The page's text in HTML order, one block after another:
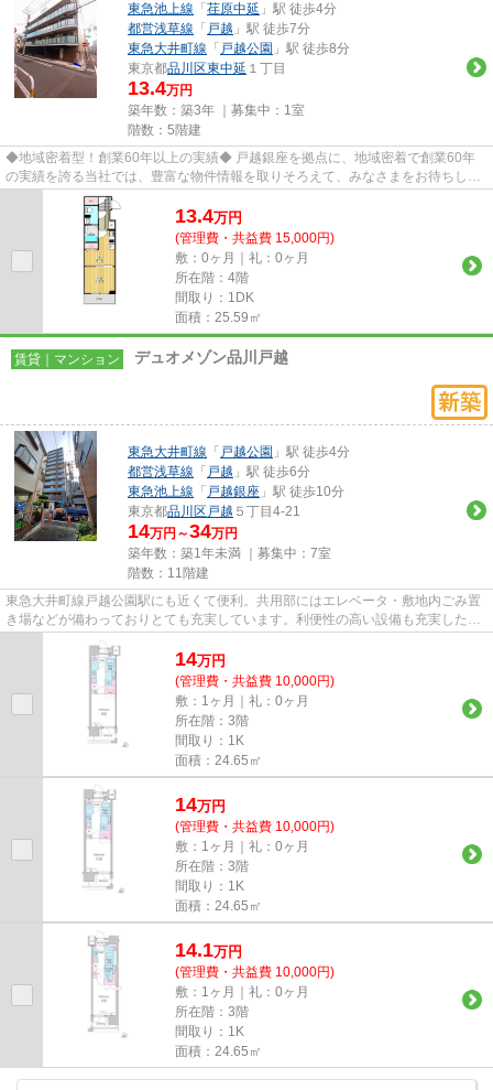
東急池上線 「 荏原中延 」駅 徒歩4分
都営浅草線 「 戸越 」駅 徒歩7分
東急大井町線 「 戸越公園 」駅 徒歩8分
東京都品川区東中延 １丁目
13.4万円
築年数：築3年 ｜募集中： 1室
階数：5階建
◆地域密着型！創業60年以上の実績◆ 戸越銀座を拠点に、地域密着で創業60年
の実績を誇る当社では、豊富な物件情報を取りそろえて、みなさまをお待ちして
おります。TEL：03-5750-6633
13.4万円
(管理費・共益費 15,000円)
敷：0ヶ月｜礼：0ヶ月
所在階：4階
間取り：1DK
面積：25.59㎡
賃貸｜マンション デュオメゾン品川戸越
東急大井町線 「 戸越公園 」駅 徒歩4分
都営浅草線 「 戸越 」駅 徒歩6分
東急池上線 「 戸越銀座 」駅 徒歩10分
東京都品川区 戸越 ５丁目4-21
14万円～34万円
築年数：築1年未満 ｜募集中： 7室
階数：11階建
東急大井町線戸越公園駅にも近くて便利。共用部にはエレベータ・敷地内ごみ置
き場などが備わっておりとても充実しています。利便性の高い設備も充実した、
14万円
(管理費・共益費 10,000円)
敷：1ヶ月｜礼：0ヶ月
所在階：3階
間取り：1K
面積：24.65㎡
14万円
(管理費・共益費 10,000円)
敷：1ヶ月｜礼：0ヶ月
所在階：3階
間取り：1K
面積：24.65㎡
14.1万円
(管理費・共益費 10,000円)
敷：1ヶ月｜礼：0ヶ月
所在階：3階
間取り：1K
面積：24.65㎡